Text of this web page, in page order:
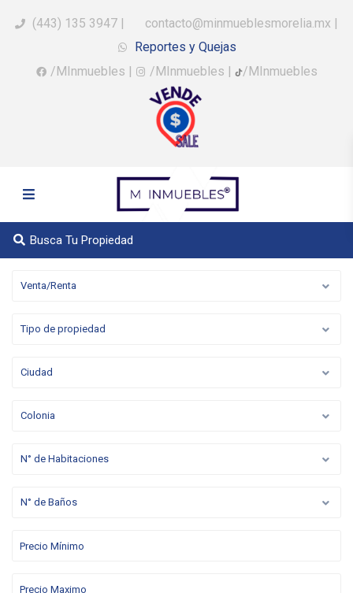
(443) 135 3947 | contacto@minmueblesmorelia.mx |
Reportes y Quejas
/MInmuebles | /MInmuebles | /MInmuebles
Busca Tu Propiedad
Venta/Renta
Tipo de propiedad
Ciudad
Colonia
N° de Habitaciones
N° de Baños